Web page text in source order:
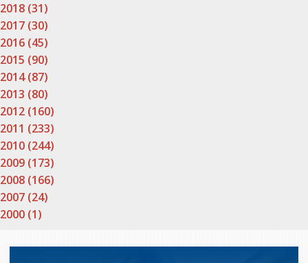
2018 (31)
2017 (30)
2016 (45)
2015 (90)
2014 (87)
2013 (80)
2012 (160)
2011 (233)
2010 (244)
2009 (173)
2008 (166)
2007 (24)
2000 (1)